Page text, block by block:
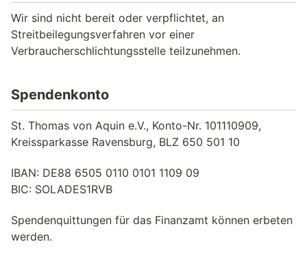
Wir sind nicht bereit oder verpflichtet, an
Streitbeilegungsverfahren vor einer
Verbraucherschlichtungsstelle teilzunehmen.
Spendenkonto
St. Thomas von Aquin e.V., Konto-Nr. 101110909,
Kreissparkasse Ravensburg, BLZ 650 501 10
IBAN: DE88 6505 0110 0101 1109 09
BIC: SOLADES1RVB
Spendenquittungen für das Finanzamt können erbeten
werden.